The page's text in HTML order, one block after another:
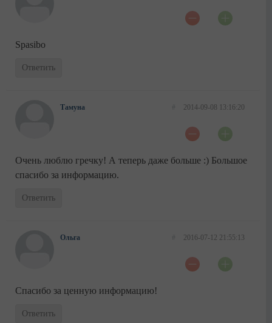
Spasibo
Ответить
Тамуна 2014-09-08 13:16:20
Очень люблю гречку! А теперь даже больше :) Большое
спасибо за информацию.
Ответить
Ольга 2016-07-12 21:55:13
Спасибо за ценную информацию!
Ответить